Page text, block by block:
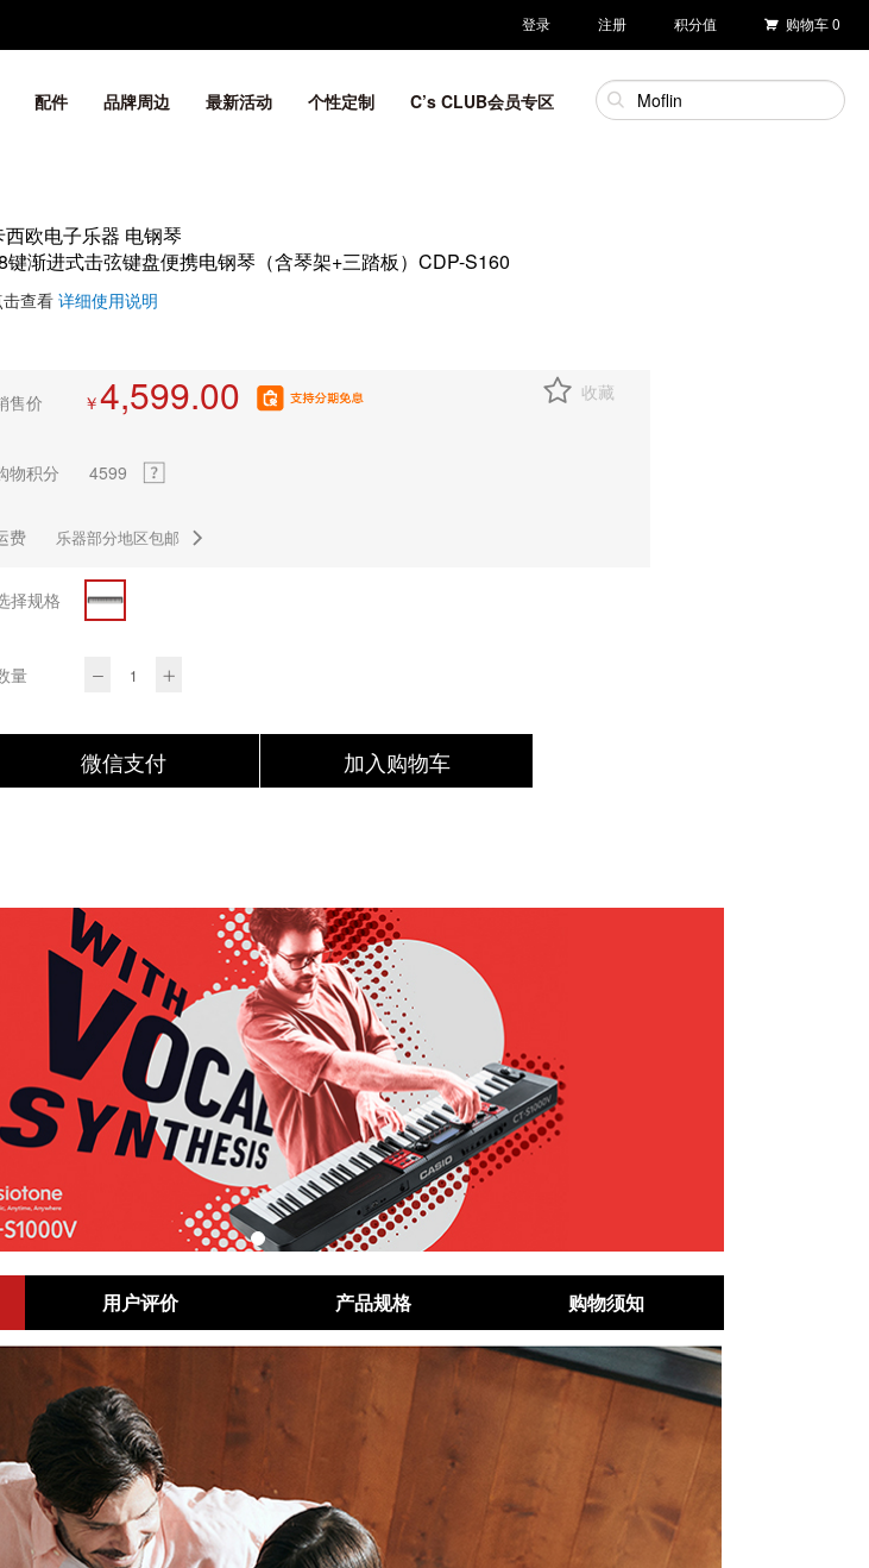
登录 注册 积分值 购物车0
配件 品牌周边 最新活动 个性定制 C’s CLUB会员专区
西欧电子乐器 电钢琴
键渐进式击弦键盘便携电钢琴（含琴架+三踏板）CDP-S160
击查看 详细使用说明
售价 ￥4,599.00 收藏
物积分 4599
费 乐器部分地区包邮
择规格
量
微信支付 加入购物车
用户评价 产品规格 购物须知